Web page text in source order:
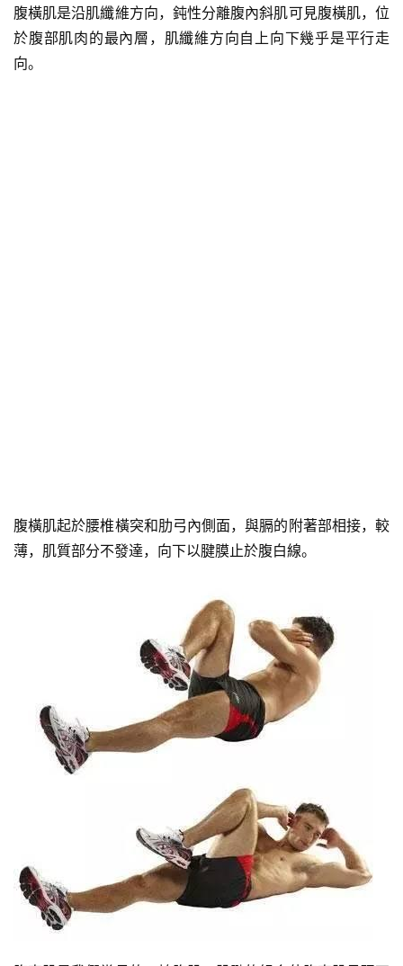
有
氧
腹橫肌是沿肌纖維方向，鈍性分離腹內斜肌可見腹橫肌，位
於腹部肌肉的最內層，肌纖維方向自上向下幾乎是平行走
向。
腹橫肌起於腰椎橫突和肋弓內側面，與膈的附著部相接，較
薄，肌質部分不發達，向下以腱膜止於腹白線。